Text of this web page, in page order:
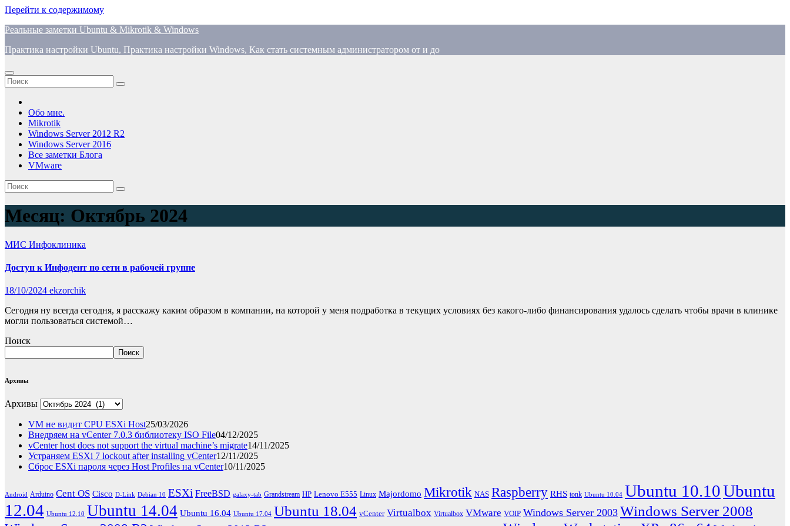
Перейти к содержимому
Реальные заметки Ubuntu & Mikrotik & Windows
Практика настройки Ubuntu, Практика настройки Windows, Как стать системным администратором от и до
Обо мне.
Mikrotik
Windows Server 2012 R2
Windows Server 2016
Все заметки Блога
VMware
Месяц: Октябрь 2024
МИС Инфоклиника
Доступ к Инфодент по сети в рабочей группе
18/10/2024 ekzorchik
Сегодня ну всегда сегодня, я расскажу каким образом в компании, на которой у меня подработка в текущих условиях без какого-либо финансирования удалось сделать чтобы врачи в клинике
могли пользоваться системой…
Поиск
Поиск
Архивы
Архивы
VM не видит CPU ESXi Host25/03/2026
Внедряем на vCenter 7.0.3 библиотеку ISO File04/12/2025
vCenter host does not support the virtual machine’s migrate14/11/2025
Устраняем ESXi 7 lockout after installing vCenter12/11/2025
Сброс ESXi пароля через Host Profiles на vCenter10/11/2025
Android Arduino Cent OS Cisco D-Link Debian 10 ESXi FreeBSD galaxy-tab Grandstream HP Lenovo E555 Linux Majordomo Mikrotik NAS Raspberry RHS tonk Ubuntu 10.04 Ubuntu 10.10Ubuntu
12.04 Ubuntu 12.10 Ubuntu 14.04 Ubuntu 16.04 Ubuntu 17.04 Ubuntu 18.04 vCenter Virtualbox Virtualbox VMware VOIP Windows Server 2003 Windows Server 2008